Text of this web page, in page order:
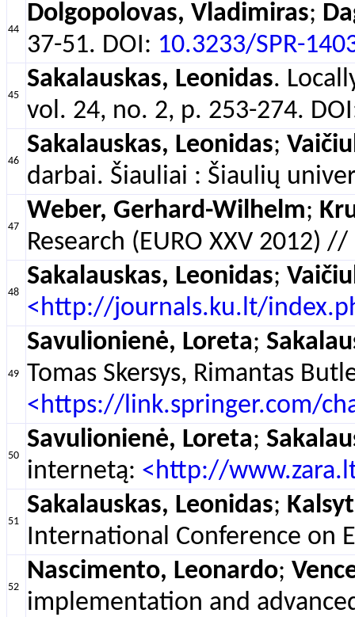
44
Dolgopolovas, Vladimiras;
37-51. DOI: 10.3233/SPR-
45
Sakalauskas, Leonidas.
vol. 24, no. 2, p. 253-274.
46
Sakalauskas, Leonidas;
darbai. Šiauliai : Šiaulių
47
Weber, Gerhard-Wilhelm;
Research (EURO XXV 2012)
48
Sakalauskas, Leonidas;
<http://journals.ku.lt/
49
Savulionienė, Loreta;
Tomas Skersys, Rimantas
<https://link.springer.com/
50
Savulionienė, Loreta;
internetą: <http://
51
Sakalauskas, Leonidas;
International Conference on
52
Nascimento, Leonardo;
implementation and